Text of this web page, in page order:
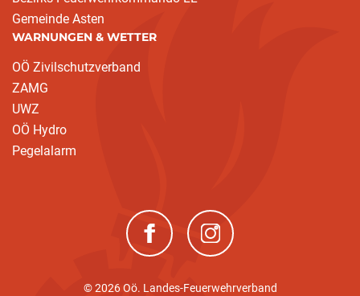
Gemeinde Asten
WARNUNGEN & WETTER
OÖ Zivilschutzverband
ZAMG
UWZ
OÖ Hydro
Pegelalarm
(neues Fenster)(neues Fenster)
© 2026 Oö. Landes-Feuerwehrverband